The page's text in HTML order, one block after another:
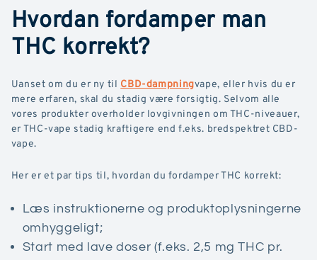
Hvordan fordamper man
THC korrekt?
Uanset om du er ny til CBD-dampningvape, eller hvis du er
mere erfaren, skal du stadig være forsigtig. Selvom alle
vores produkter overholder lovgivningen om THC-niveauer,
er THC-vape stadig kraftigere end f.eks. bredspektret CBD-
vape.
Her er et par tips til, hvordan du fordamper THC korrekt:
Læs instruktionerne og produktoplysningerne
omhyggeligt;
Start med lave doser (f.eks. 2,5 mg THC pr.